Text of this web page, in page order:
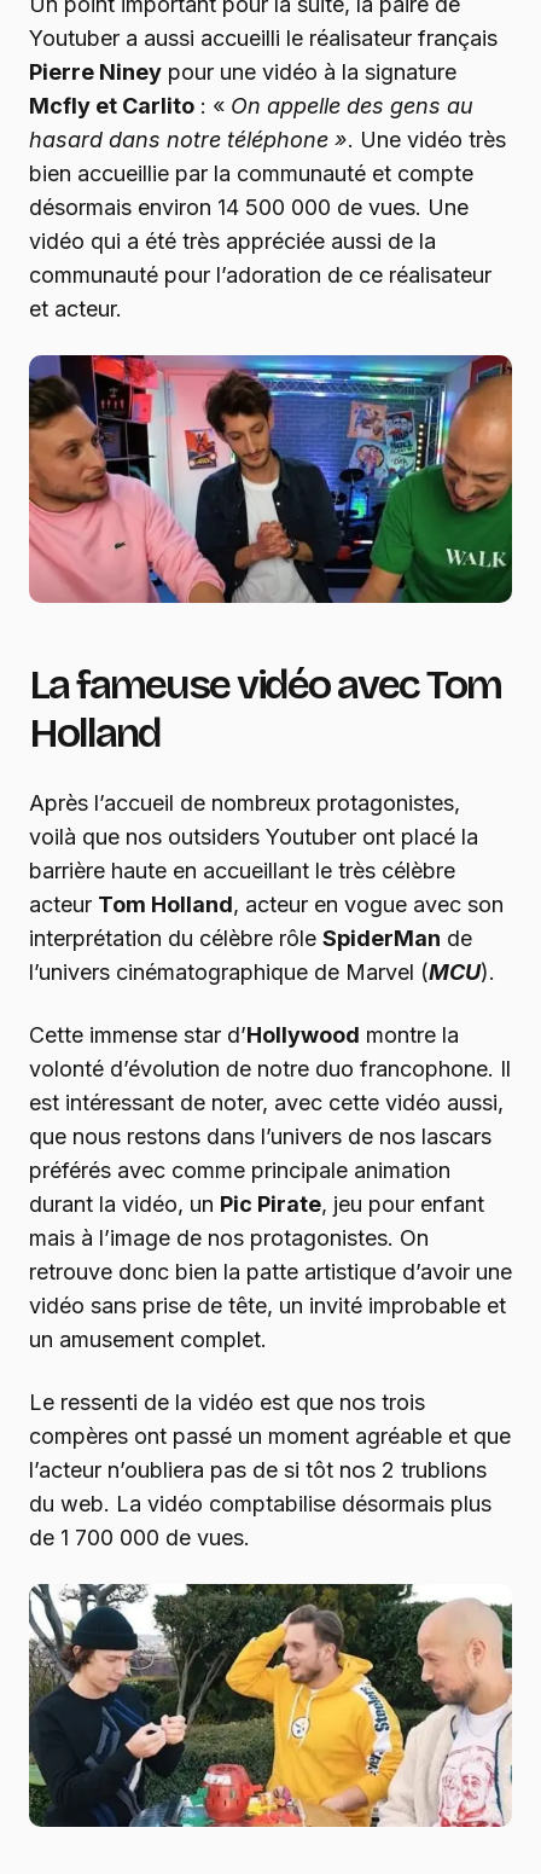
Youtuber a aussi accueilli le réalisateur français
Pierre Niney pour une vidéo à la signature
Mcfly et Carlito : « On appelle des gens au
hasard dans notre téléphone ». Une vidéo très
bien accueillie par la communauté et compte
désormais environ 14 500 000 de vues. Une
vidéo qui a été très appréciée aussi de la
communauté pour l’adoration de ce réalisateur
et acteur.
La fameuse vidéo avec Tom
Holland
Après l’accueil de nombreux protagonistes,
voilà que nos outsiders Youtuber ont placé la
barrière haute en accueillant le très célèbre
acteur Tom Holland, acteur en vogue avec son
interprétation du célèbre rôle SpiderMan de
l’univers cinématographique de Marvel (MCU).
Cette immense star d’Hollywood montre la
volonté d’évolution de notre duo francophone. Il
est intéressant de noter, avec cette vidéo aussi,
que nous restons dans l’univers de nos lascars
préférés avec comme principale animation
durant la vidéo, un Pic Pirate, jeu pour enfant
mais à l’image de nos protagonistes. On
retrouve donc bien la patte artistique d’avoir une
vidéo sans prise de tête, un invité improbable et
un amusement complet.
Le ressenti de la vidéo est que nos trois
compères ont passé un moment agréable et que
l’acteur n’oubliera pas de si tôt nos 2 trublions
du web. La vidéo comptabilise désormais plus
de 1 700 000 de vues.